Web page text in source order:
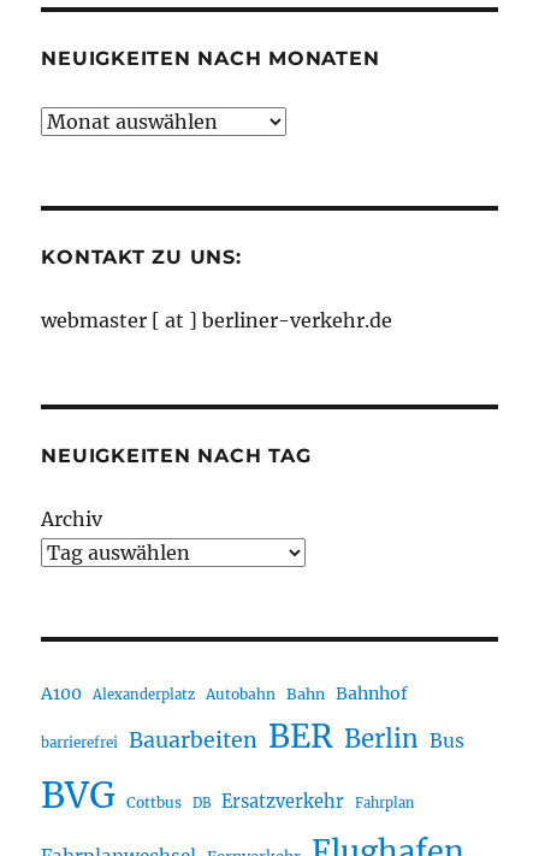
NEUIGKEITEN NACH MONATEN
Neuigkeiten
KONTAKT ZU UNS:
webmaster [ at ] berliner-verkehr.de
NEUIGKEITEN NACH TAG
Archiv
A100 Alexanderplatz Autobahn Bahn Bahnhof
barrierefrei Bauarbeiten BER Berlin Bus
BVG Cottbus DB Ersatzverkehr Fahrplan